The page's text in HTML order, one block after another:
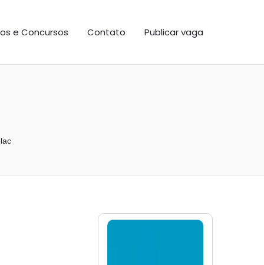
e Concursos Contato Publicar vaga